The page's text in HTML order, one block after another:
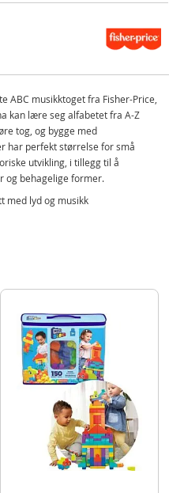
ABC musikktoget fra Fisher-Price,
kan lære seg alfabetet fra A-Z
tog, og bygge med
har perfekt størrelse for små
utvikling, i tillegg til å
og behagelige former.
med lyd og musikk
og er flott for motorisk
byggesett for mer moro!
- ABC musikktog med 50 deler